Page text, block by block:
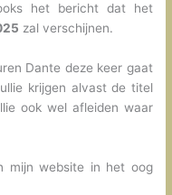
het bericht dat het
zal verschijnen.
Dante deze keer gaat
krijgen alvast de titel
ook wel afleiden waar
mijn website in het oog